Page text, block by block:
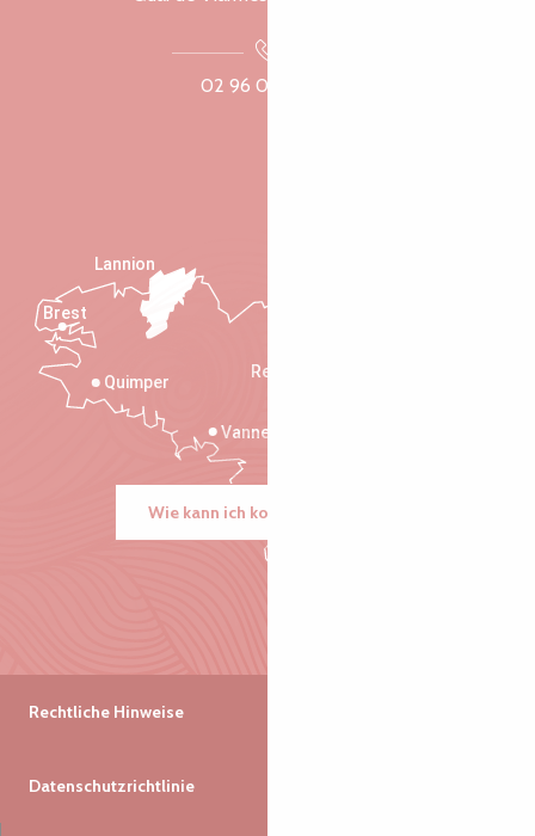
02 96 05 60 70
Rennes
Vannes
Quimper
Lannion
Brest
Wie kann ich kommen?
Rechtliche Hinweise
Datenschutzrichtlinie